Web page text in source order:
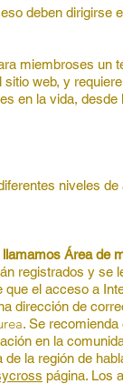
deben dirigirse
miembroses un
web, y
en la vida, desde
niveles de
Área de
registrados y se
el acceso a
dirección de
. Se
en la
la región de
página. Los